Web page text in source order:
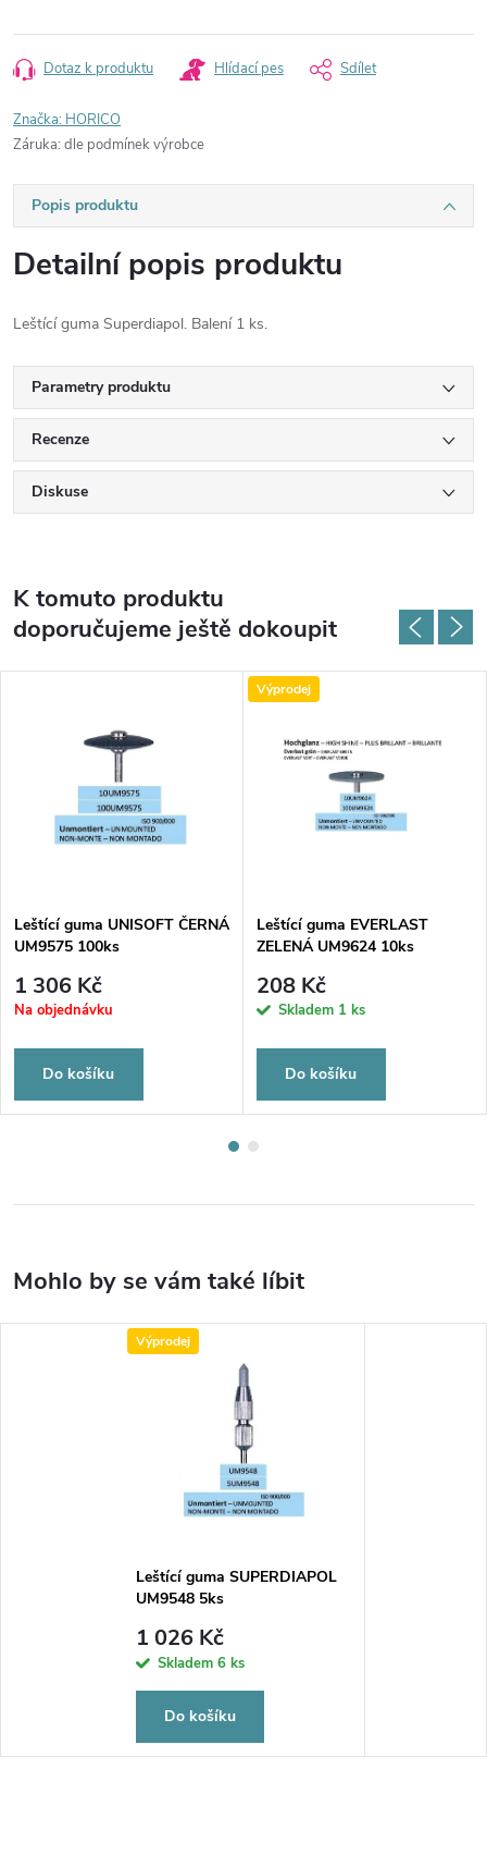
Dotaz k produktu Hlídací pes Sdílet
Značka: HORICO
Záruka: dle podmínek výrobce
Popis produktu
Detailní popis produktu
Leštící guma Superdiapol. Balení 1 ks.
Parametry produktu
Recenze
Diskuse
K tomuto produktu
doporučujeme ještě dokoupit
Leštící guma UNISOFT ČERNÁ
UM9575 100ks
1 306 Kč
Na objednávku
Do košíku
Výprodej
Leštící guma EVERLAST
ZELENÁ UM9624 10ks
208 Kč
Skladem 1 ks
Do košíku
Výprodej
Leštící guma SUPERDIAPOL
UM9548 5ks
1 026 Kč
Skladem 6 ks
Do košíku